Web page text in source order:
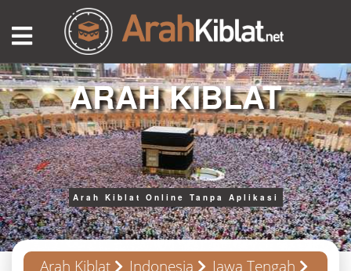
ARAH KIBLAT
Arah Kiblat Online Tanpa Aplikasi
Arah Kiblat Indonesia
Jawa Tengah